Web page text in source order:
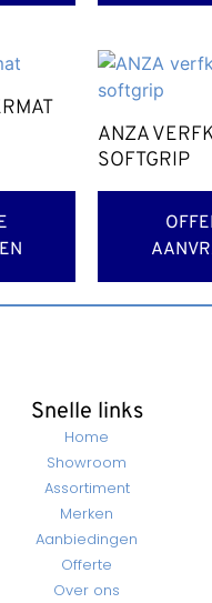
ANZA
SOFTGRIP
Snelle links
Home
Showroom
Assortiment
Merken
Aanbiedingen
Offerte
Over ons